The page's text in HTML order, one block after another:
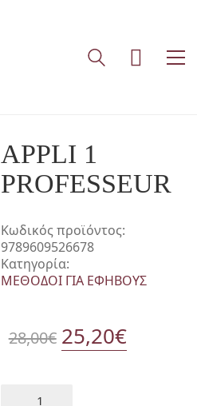
APPLI 1
PROFESSEUR
Κωδικός προϊόντος:
9789609526678
Κατηγορία:
ΜΕΘΟΔΟΙ ΓΙΑ ΕΦΗΒΟΥΣ
28,00€ Original
25,20€Η